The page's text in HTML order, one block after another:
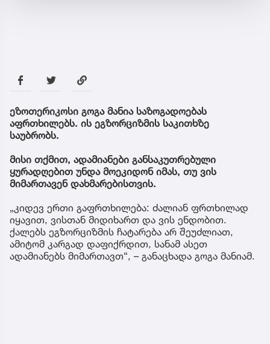
ეზოთერიკოსი გოგა მანია საზოგადოებას
აფრთხილებს. ის ეგზორციზმის საკითხზე
საუბრობს.
მისი თქმით, ადამიანები განსაკუთრებული
ყურადღებით უნდა მოეკიდონ იმას, თუ ვის
მიმართავენ დახმარებისთვის.
„კიდევ ერთი გაფრთხილება: ძალიან ფრთხილად
იყავით, ვისთან მიდიხართ და ვის ენდობით.
ქალებს ეგზორციზმის ჩატარება არ შეუძლიათ,
ამიტომ კარგად დაფიქრდით, სანამ ასეთ
ადამიანებს მიმართავთ“, – განაცხადა გოგა მანიამ.